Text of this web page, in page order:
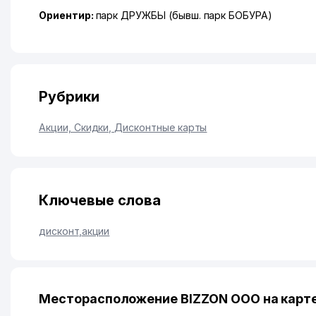
Ориентир: парк ДРУЖБЫ (бывш. парк БОБУРА)
Рубрики
Акции, Скидки, Дисконтные карты
Ключевые слова
дисконт, акции
Месторасположение BIZZON ООО на